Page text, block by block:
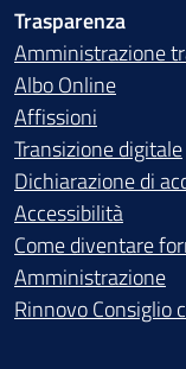
Trasparenza
Amministrazione
Albo Online
Affissioni
Transizione digitale
Dichiarazione di
Accessibilità
Come diventare
Amministrazione
Rinnovo